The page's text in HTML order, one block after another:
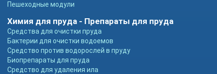
Пешеходные модули
Химия для пруда - Препараты для пруда
Средства для очистки пруда
Бактерии для очистки водоемов
Средство против водорослей в пруду
Биопрепараты для пруда
Средство для удаления ила